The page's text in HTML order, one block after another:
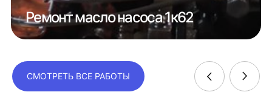
Ремонт масло насоса 1к62
СМОТРЕТЬ ВСЕ РАБОТЫ